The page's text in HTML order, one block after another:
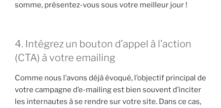
somme, présentez-vous sous votre meilleur jour !
4. Intégrez un bouton d’appel à l’action
(CTA) à votre emailing
Comme nous l’avons déjà évoqué, l’objectif principal de
votre campagne d’e-mailing est bien souvent d’inciter
les internautes à se rendre sur votre site. Dans ce cas,